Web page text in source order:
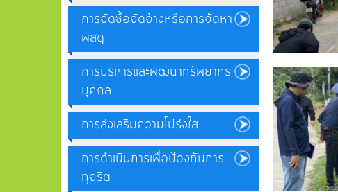
การจัดซื้อจัดจ้างหรือการจัดหา
พัสดุ
การบริหารและพัฒนาทรัพยากร
บุคคล
การส่งเสริมความโปร่งใส
การดำเนินการเพื่อป้องกันการ
ทุจริต